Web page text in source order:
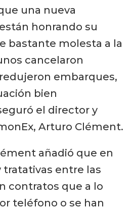
una nueva
honrando su
bastante molesta a la
cancelaron
embarques,
bien
el director y
Arturo Clément.
añadió que en
tratativas entre las
contratos que a lo
teléfono o se han